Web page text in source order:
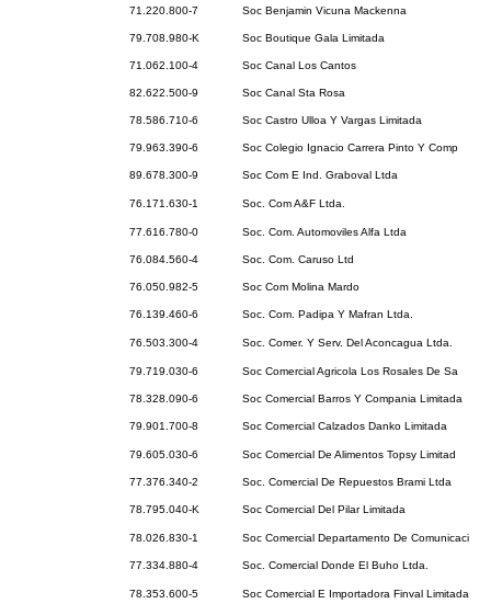
71.220.800-7 Soc Benjamin Vicuna Mackenna
79.708.980-K Soc Boutique Gala Limitada
71.062.100-4 Soc Canal Los Cantos
82.622.500-9 Soc Canal Sta Rosa
78.586.710-6 Soc Castro Ulloa Y Vargas Limitada
79.963.390-6 Soc Colegio Ignacio Carrera Pinto Y Comp
89.678.300-9 Soc Com E Ind. Graboval Ltda
76.171.630-1 Soc. Com A&F Ltda.
77.616.780-0 Soc. Com. Automoviles Alfa Ltda
76.084.560-4 Soc. Com. Caruso Ltd
76.050.982-5 Soc Com Molina Mardo
76.139.460-6 Soc. Com. Padipa Y Mafran Ltda.
76.503.300-4 Soc. Comer. Y Serv. Del Aconcagua Ltda.
79.719.030-6 Soc Comercial Agricola Los Rosales De Sa
78.328.090-6 Soc Comercial Barros Y Compania Limitada
79.901.700-8 Soc Comercial Calzados Danko Limitada
79.605.030-6 Soc Comercial De Alimentos Topsy Limitad
77.376.340-2 Soc. Comercial De Repuestos Brami Ltda
78.795.040-K Soc Comercial Del Pilar Limitada
78.026.830-1 Soc Comercial Departamento De Comunicaci
77.334.880-4 Soc. Comercial Donde El Buho Ltda.
78.353.600-5 Soc Comercial E Importadora Finval Limitada